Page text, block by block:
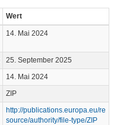
Wert
14. Mai 2024
25. September 2025
14. Mai 2024
ZIP
http://publications.europa.eu/re
source/authority/file-type/ZIP